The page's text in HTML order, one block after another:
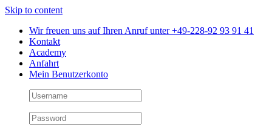
Skip to content
Wir freuen uns auf Ihren Anruf unter +49-228-92 93 91 41
Kontakt
Academy
Anfahrt
Mein Benutzerkonto